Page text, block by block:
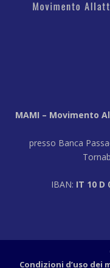
MAMI – Movimento
presso Banca
IBAN: IT 10 D
Condizioni d’uso dei